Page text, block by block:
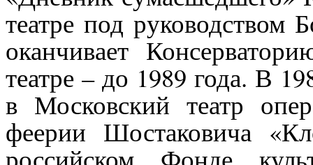
театре под
оканчивает
театре – до 1989 года. В
в Московский театр
феерии Шостаковича